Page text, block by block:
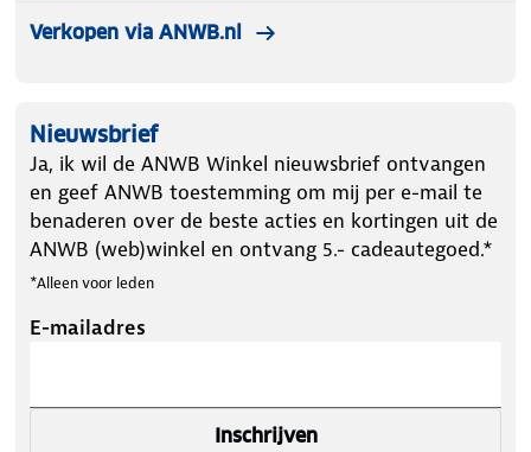
Verkopen via ANWB.nl
Nieuwsbrief
Ja, ik wil de ANWB Winkel nieuwsbrief ontvangen
en geef ANWB toestemming om mij per e-mail te
benaderen over de beste acties en kortingen uit de
ANWB (web)winkel en ontvang 5.- cadeautegoed.*
*Alleen voor leden
E-mailadres
Inschrijven